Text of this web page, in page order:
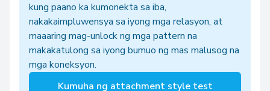
kung paano ka kumonekta sa iba,
nakakaimpluwensya sa iyong mga relasyon, at
maaaring mag-unlock ng mga pattern na
makakatulong sa iyong bumuo ng mas malusog na
mga koneksyon.
Kumuha ng attachment style test